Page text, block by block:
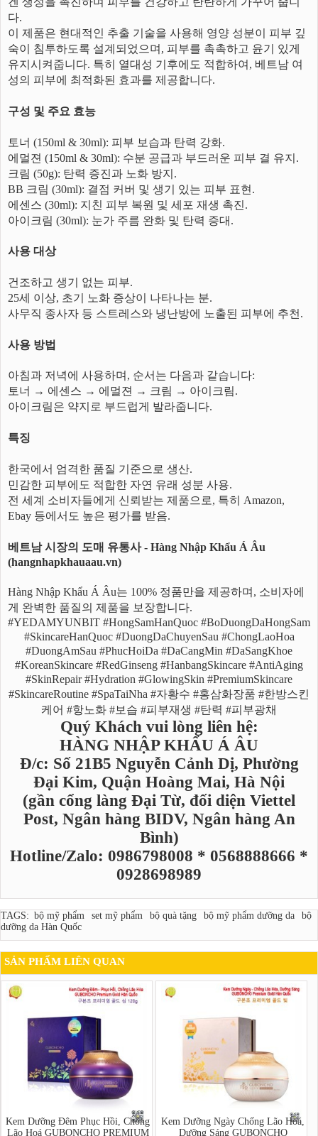
다.
이 제품은 현대적인 추출 기술을 사용해 영양 성분이 피부 깊
숙이 침투하도록 설계되었으며, 피부를 촉촉하고 윤기 있게
유지시켜줍니다. 특히 열대성 기후에도 적합하여, 베트남 여
성의 피부에 최적화된 효과를 제공합니다.
구성 및 주요 효능
토너 (150ml & 30ml): 피부 보습과 탄력 강화.
에멀젼 (150ml & 30ml): 수분 공급과 부드러운 피부 결 유지.
크림 (50g): 탄력 증진과 노화 방지.
BB 크림 (30ml): 결점 커버 및 생기 있는 피부 표현.
에센스 (30ml): 지친 피부 복원 및 세포 재생 촉진.
아이크림 (30ml): 눈가 주름 완화 및 탄력 증대.
사용 대상
건조하고 생기 없는 피부.
25세 이상, 초기 노화 증상이 나타나는 분.
사무직 종사자 등 스트레스와 냉난방에 노출된 피부에 추천.
사용 방법
아침과 저녁에 사용하며, 순서는 다음과 같습니다:
토너 → 에센스 → 에멀젼 → 크림 → 아이크림.
아이크림은 약지로 부드럽게 발라줍니다.
특징
한국에서 엄격한 품질 기준으로 생산.
민감한 피부에도 적합한 자연 유래 성분 사용.
전 세계 소비자들에게 신뢰받는 제품으로, 특히 Amazon,
Ebay 등에서도 높은 평가를 받음.
베트남 시장의 도매 유통사 - Hàng Nhập Khẩu Á Âu
(hangnhapkhauaau.vn)
Hàng Nhập Khẩu Á Âu는 100% 정품만을 제공하며, 소비자에
게 완벽한 품질의 제품을 보장합니다.
#YEDAMYUNBIT #HongSamHanQuoc #BoDuongDaHongSam
#SkincareHanQuoc #DuongDaChuyenSau #ChongLaoHoa
#DuongAmSau #PhucHoiDa #DaCangMin #DaSangKhoe
#KoreanSkincare #RedGinseng #HanbangSkincare #AntiAging
#SkinRepair #Hydration #GlowingSkin #PremiumSkincare
#SkincareRoutine #SpaTaiNha #자황수 #홍삼화장품 #한방스킨
케어 #항노화 #보습 #피부재생 #탄력 #피부광채
Quý Khách vui lòng liên hệ:
HÀNG NHẬP KHẨU Á ÂU
Đ/c: Số 21B5 Nguyễn Cảnh Dị, Phường
Đại Kim, Quận Hoàng Mai, Hà Nội
(gần cổng làng Đại Từ, đối diện Viettel
Post, Ngân hàng BIDV, Ngân hàng An
Bình)
Hotline/Zalo: 0986798008 * 0568888666 *
0928698989
TAGS: bộ mỹ phẩm set mỹ phẩm bộ quà tặng bộ mỹ phẩm dưỡng da
bộ
dưỡng da Hàn Quốc
SẢN PHẨM LIÊN QUAN
Kem Dưỡng Đêm Phục Hồi, Chống
Lão Hoá GUBONCHO PREMIUM
Kem Dưỡng Ngày Chống Lão Hoá,
Dưỡng Sáng GUBONCHO